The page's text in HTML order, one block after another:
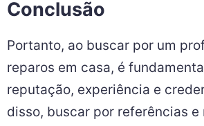
Conclusão
Portanto, ao buscar por um
reparos em casa, é
reputação, experiência e
disso, buscar por referências e